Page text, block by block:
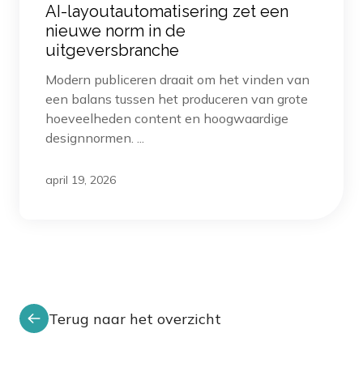
AI-layoutautomatisering zet een
nieuwe norm in de
uitgeversbranche
Modern publiceren draait om het vinden van
een balans tussen het produceren van grote
hoeveelheden content en hoogwaardige
designnormen. ...
april 19, 2026
Terug naar het overzicht